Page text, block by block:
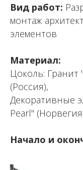
Вид работ:
монтаж
элементов
Материал:
Цоколь:
(Россия),
Декоративные
Pearl"
Начало и